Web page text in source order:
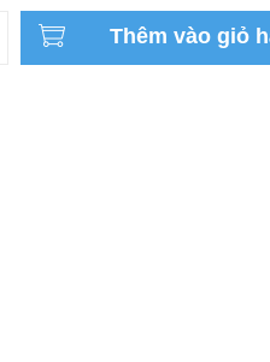
Thêm vào giỏ